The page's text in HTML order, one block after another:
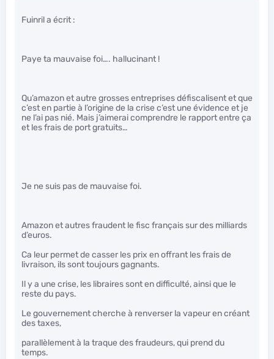
Fuinril a écrit :
Paye ta mauvaise foi…. hallucinant !
Qu’amazon et autre grosses entreprises défiscalisent et que
c’est en partie à l’origine de la crise c’est une évidence et je
ne l’ai pas nié. Mais j’aimerai comprendre le rapport entre ça
et les frais de port gratuits…
Je ne suis pas de mauvaise foi.
Amazon et autres fraudent le fisc français sur des milliards
d’euros.
Ca leur permet de casser les prix en offrant les frais de
livraison, ils sont toujours gagnants.
Il y a une crise, les libraires sont en difficulté, ainsi que le
reste du pays.
Le gouvernement cherche à renverser la vapeur en créant
des taxes,
parallèlement à la traque des fraudeurs, qui prend du
temps.